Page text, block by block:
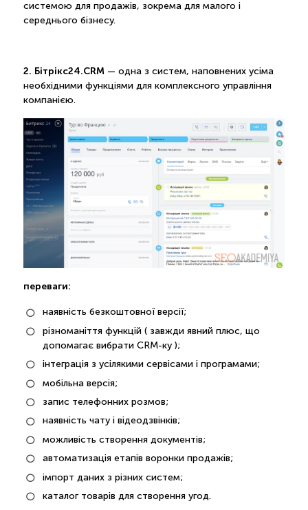
системою для продажів, зокрема для малого і
середнього бізнесу.
2. Бітрікс24.CRM— одна з систем, наповнених усіма
необхідними функціями для комплексного управління
компанією.
переваги:
наявність безкоштовної версії;
різноманіття функцій ( завжди явний плюс, що
допомагає вибрати CRM-ку );
інтеграція з усілякими сервісами і програмами;
мобільна версія;
запис телефонних розмов;
наявність чату і відеодзвінків;
можливість створення документів;
автоматизація етапів воронки продажів;
імпорт даних з різних систем;
каталог товарів для створення угод.